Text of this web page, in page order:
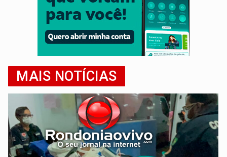
MAIS NOTÍCIAS